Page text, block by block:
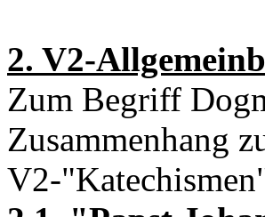
2. V2-
Zum Begriff
Zusammenhang
V2-